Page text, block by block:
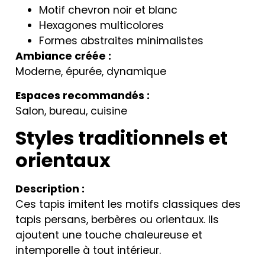
Motif chevron noir et blanc
Hexagones multicolores
Formes abstraites minimalistes
Ambiance créée :
Moderne, épurée, dynamique
Espaces recommandés :
Salon, bureau, cuisine
Styles traditionnels et
orientaux
Description :
Ces tapis imitent les motifs classiques des
tapis persans, berbères ou orientaux. Ils
ajoutent une touche chaleureuse et
intemporelle à tout intérieur.